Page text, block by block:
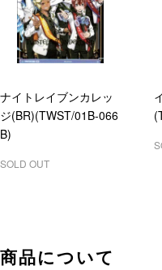
商品について
ナイトレイブンカレッ
ジ(BR)(TWST/01B-066
B)
SOLD OUT